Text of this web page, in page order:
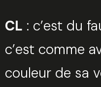
CL : c’est du
c’est comme
couleur de sa
Sélectionnez une